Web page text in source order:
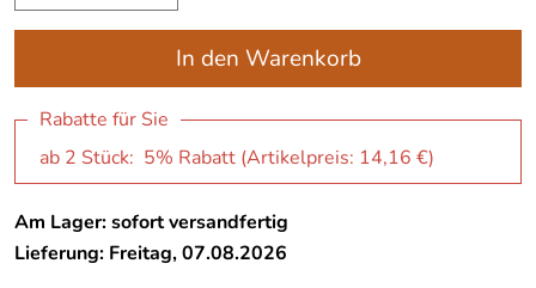
In den Warenkorb
Rabatte für Sie
ab 2 Stück: 5% Rabatt (Artikelpreis: 14,16 €)
Am Lager: sofort versandfertig
Lieferung: Freitag, 07.08.2026